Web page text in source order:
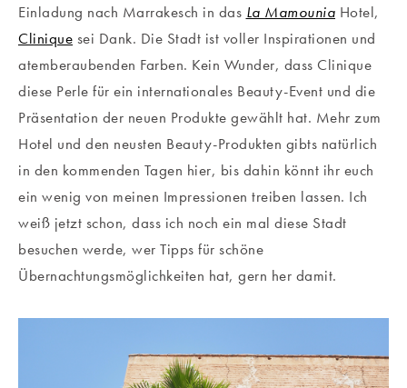
Einladung nach Marrakesch in das La Mamounia Hotel,
Clinique sei Dank. Die Stadt ist voller Inspirationen und
atemberaubenden Farben. Kein Wunder, dass Clinique
diese Perle für ein internationales Beauty-Event und die
Präsentation der neuen Produkte gewählt hat. Mehr zum
Hotel und den neusten Beauty-Produkten gibts natürlich
in den kommenden Tagen hier, bis dahin könnt ihr euch
ein wenig von meinen Impressionen treiben lassen. Ich
weiß jetzt schon, dass ich noch ein mal diese Stadt
besuchen werde, wer Tipps für schöne
Übernachtungsmöglichkeiten hat, gern her damit.